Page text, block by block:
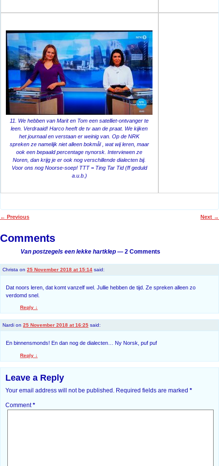
11. We hebben van Marit en Tom een satelliet-ontvanger te
leen. Verdraaid! Harco heeft de tv aan de praat. We kijken
het journaal en verstaan er weinig van. Op de NRK
spreken ze namelijk niet alleen bokmål , wat wij leren, maar
ook een bepaald percentage nynorsk. Interviewen ze
Noren, dan krijg je er ook nog verschillende dialecten bij.
Voor ons nog Noorse-soep! TTT = Ting Tar Tid (ff geduld
a.u.b.)
← Previous Next →
Comments
Van postzegels een lekke hartklep — 2 Comments
Christa on 25 November 2018 at 15:14 said:
Dat noors leren, dat komt vanzelf wel. Jullie hebben de tijd. Ze spreken alleen zo
verdomd snel.
Reply ↓
Nardi on 25 November 2018 at 16:25 said:
En binnensmonds! En dan nog de dialecten… Ny Norsk, puf puf
Reply ↓
Leave a Reply
Your email address will not be published. Required fields are marked *
Comment*